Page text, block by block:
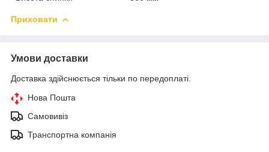
Приховати
Умови доставки
Доставка здійснюється тільки по передоплаті.
Нова Пошта
Самовивіз
Транспортна компанія